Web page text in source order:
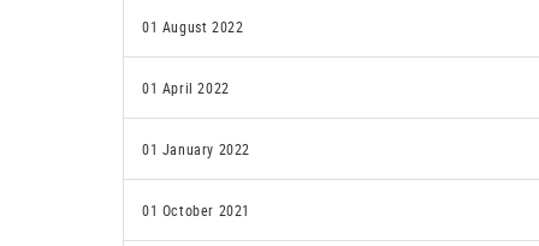
01 August 2022
01 April 2022
01 January 2022
01 October 2021